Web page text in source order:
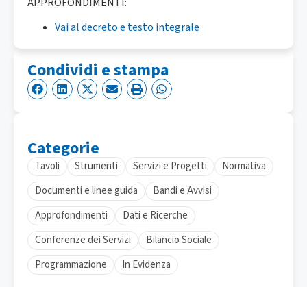
Condividi e stampa
Categorie
Tavoli Strumenti Servizi e Progetti
Normativa
Documenti e linee guida
Bandi e Avvisi
Approfondimenti
Dati e Ricerche
Conferenze dei Servizi
Bilancio Sociale
Programmazione
In Evidenza
Vai al decreto e testo integrale